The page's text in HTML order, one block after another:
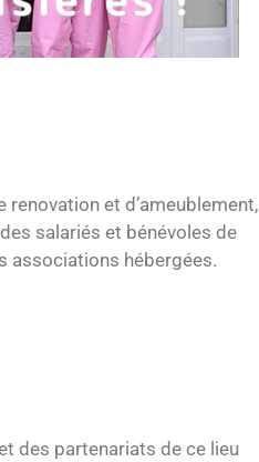
renovation et d’ameublement,
salariés et bénévoles de
associations hébergées.
des partenariats de ce lieu